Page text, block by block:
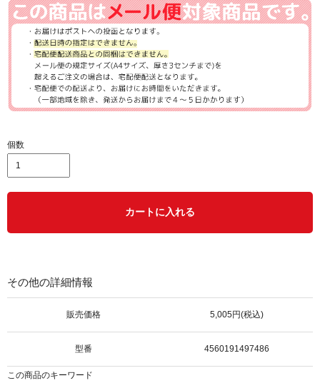
個数
カートに入れる
その他の詳細情報
販売価格 5,005円(税込)
型番 4560191497486
この商品のキーワード